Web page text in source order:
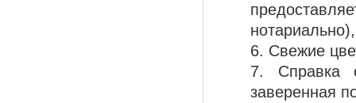
6. Свежие
7. Справка
заверенная